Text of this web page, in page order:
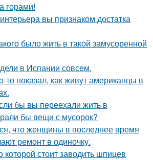
горами!
вы признаком достатка
было жить в такой замусоренной
в Испании совсем.
то показал, как живут американцы в
бы вы переехали жить в
бы вещи с мусорок?
что женщины в последнее время
ремонт в одиночку.
которой стоит заводить шпицев